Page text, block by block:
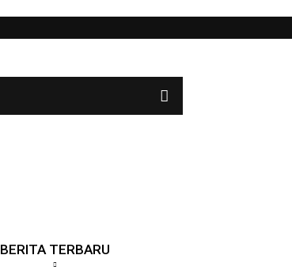
BERITA TERBARU